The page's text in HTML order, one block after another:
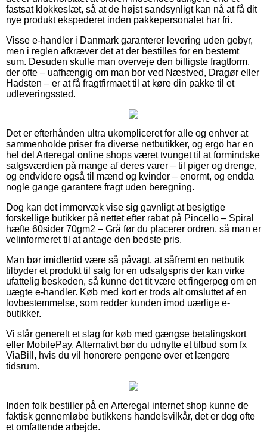
fastsat klokkeslæt, så at de højst sandsynligt kan nå at få dit
nye produkt ekspederet inden pakkepersonalet har fri.
Visse e-handler i Danmark garanterer levering uden gebyr,
men i reglen afkræver det at der bestilles for en bestemt
sum. Desuden skulle man overveje den billigste fragtform,
der ofte – uafhængig om man bor ved Næstved, Dragør eller
Hadsten – er at få fragtfirmaet til at køre din pakke til et
udleveringssted.
Det er efterhånden ultra ukompliceret for alle og enhver at
sammenholde priser fra diverse netbutikker, og ergo har en
hel del Arteregal online shops været tvunget til at formindske
salgsværdien på mange af deres varer – til piger og drenge,
og endvidere også til mænd og kvinder – enormt, og endda
nogle gange garantere fragt uden beregning.
Dog kan det immervæk vise sig gavnligt at besigtige
forskellige butikker på nettet efter rabat på Pincello – Spiral
hæfte 60sider 70gm2 – Grå før du placerer ordren, så man er
velinformeret til at antage den bedste pris.
Man bør imidlertid være så påvagt, at såfremt en netbutik
tilbyder et produkt til salg for en udsalgspris der kan virke
ufattelig beskeden, så kunne det tit være et fingerpeg om en
uægte e-handler. Køb med kort er trods alt omsluttet af en
lovbestemmelse, som redder kunden imod uærlige e-
butikker.
Vi slår generelt et slag for køb med gængse betalingskort
eller MobilePay. Alternativt bør du udnytte et tilbud som fx
ViaBill, hvis du vil honorere pengene over et længere
tidsrum.
Inden folk bestiller på en Arteregal internet shop kunne de
faktisk gennemløbe butikkens handelsvilkår, det er dog ofte
et omfattende arbejde.